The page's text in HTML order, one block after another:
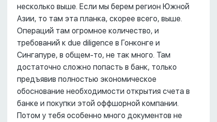
несколько выше. Если мы берем регион Южной
Азии, то там эта планка, скорее всего, выше.
Операций там огромное количество, и
требований к due diligence в Гонконге и
Сингапуре, в общем-то, не так много. Там
достаточно сложно попасть в банк, только
предъявив полностью экономическое
обоснование необходимости открытия счета в
банке и покупки этой оффшорной компании.
Потом у тебя особенно много документов не